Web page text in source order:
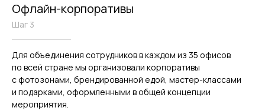
Офлайн-корпоративы
Шаг 3
Для объединения сотрудников в каждом из 35 офисов
по всей стране мы организовали корпоративы
с фотозонами, брендированной едой, мастер-классами
и подарками, оформленными в общей концепции
мероприятия.